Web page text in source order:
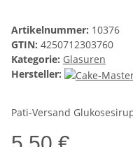
Artikelnummer: 10376
GTIN: 4250712303760
Kategorie: Glasuren
Hersteller:
Pati-Versand